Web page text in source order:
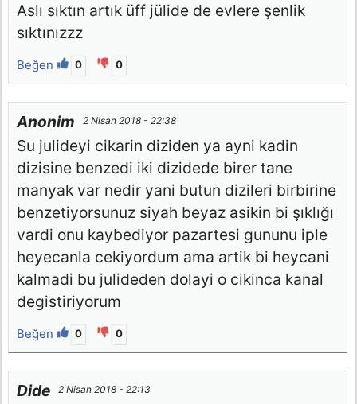
Aslı sıktın artık üff jülide de evlere şenlik
sıktınızzz
Beğen 0 0
Anonim 2 Nisan 2018 - 22:38
Su julideyi cikarin diziden ya ayni kadin
dizisine benzedi iki dizidede birer tane
manyak var nedir yani butun dizileri birbirine
benzetiyorsunuz siyah beyaz asikin bi şıklığı
vardi onu kaybediyor pazartesi gununu iple
heyecanla cekiyordum ama artik bi heycani
kalmadi bu julideden dolayi o cikinca kanal
degistiriyorum
Beğen 0 0
Dide 2 Nisan 2018 - 22:13